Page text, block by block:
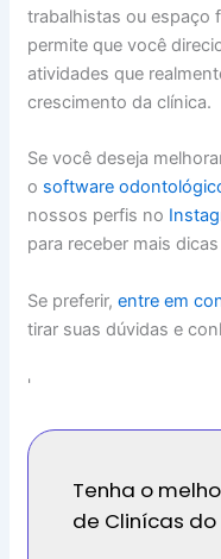
trabalhistas ou espaço
permite que você
atividades que
crescimento da clínica.
Se você deseja
o software
nossos perfis no
para receber mais
Se preferir, entre em
tirar suas dúvidas e
'
Tenha o
de Clinícas do